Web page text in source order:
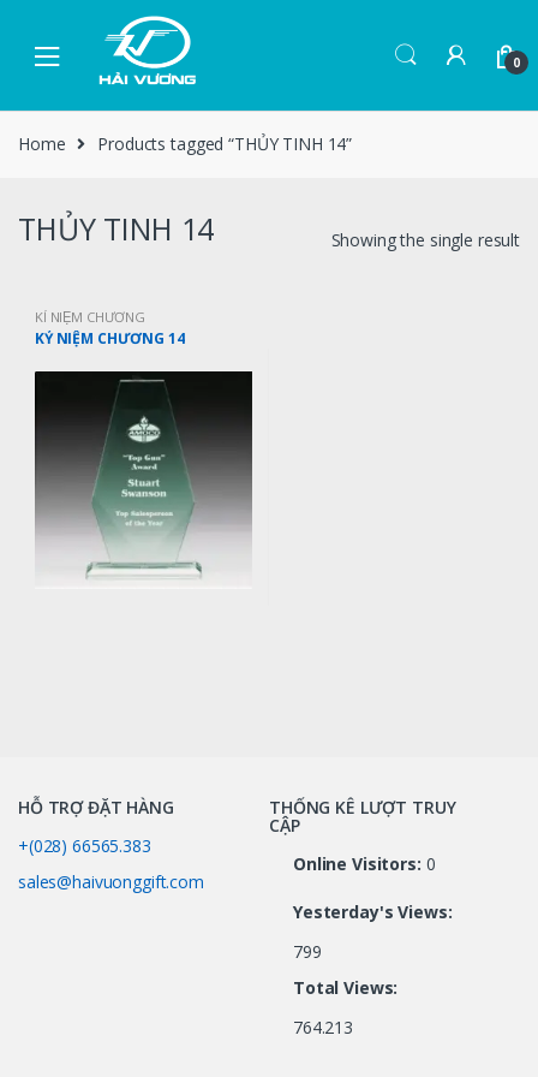
0
Home Products tagged “THỦY TINH 14”
THỦY TINH 14 Showing the single result
KỈ NIỆM CHƯƠNG
KỶ NIỆM CHƯƠNG 14
HỖ TRỢ ĐẶT HÀNG
+(028) 66565.383
sales@haivuonggift.com
THỐNG KÊ LƯỢT TRUY
CẬP
Online Visitors: 0
Yesterday's Views:
799
Total Views:
764.213